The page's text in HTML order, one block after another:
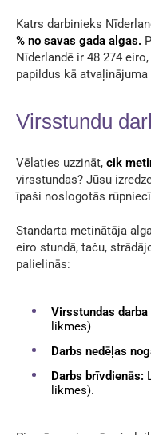
Katrs darbinieks
% no savas gada algas.
Nīderlandē ir 48 274
papildus kā atvaļinājuma
Virsstundu
Vēlaties uzzināt, cik
virsstundas? Jūsu
īpaši noslogotās
Standarta metinātāja
eiro stundā, taču,
palielinās:
Virsstundas darba
likmes)
Darbs nedēļas
Darbs brīvdienās:
likmes).